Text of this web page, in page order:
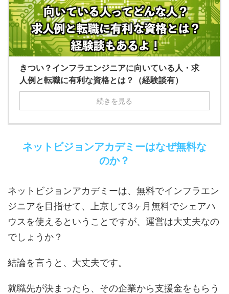
きつい？インフラエンジニアに向いている人・求
人例と転職に有利な資格とは？（経験談有）
続きを見る
ネットビジョンアカデミーはなぜ無料な
のか？
ネットビジョンアカデミーは、無料でインフラエン
ジニアを目指せて、上京して3ヶ月無料でシェアハ
ウスを使えるということですが、運営は大丈夫なの
でしょうか？
結論を言うと、大丈夫です。
就職先が決まったら、その企業から支援金をもらう